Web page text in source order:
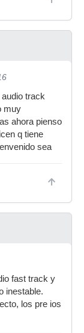
track
muy
ahora pienso
q tiene
sea
fast track y
inestable.
los pre ios